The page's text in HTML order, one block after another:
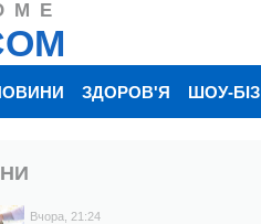
ЗДОРОВ'Я ШОУ-БІЗ
Вчора, 21:24